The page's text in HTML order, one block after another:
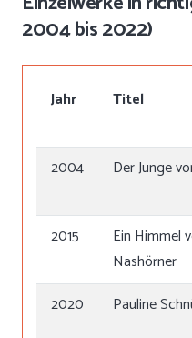
2004 bis 2022)
Jahr Titel
2004
Der Junge
2015
Ein Himmel
Nashörner
2020
Pauline